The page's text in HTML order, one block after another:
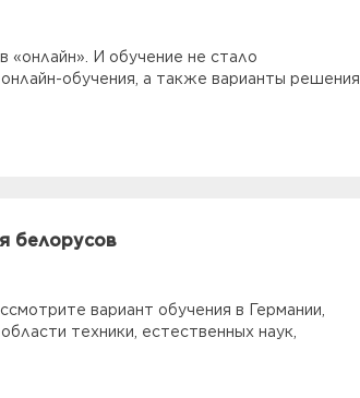
И обучение не стало
обучения, а также варианты решения
белорусов
вариант обучения в Германии,
техники, естественных наук,